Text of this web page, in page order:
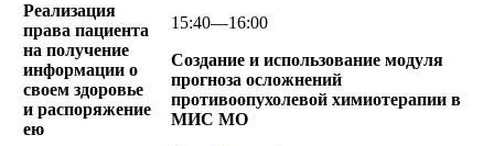
Реализация
права пациента
на получение
информации о
своем здоровье
и распоряжение
ею
15:40—16:00
Создание и использование модуля
прогноза осложнений
противоопухолевой химиотерапии в
МИС МО